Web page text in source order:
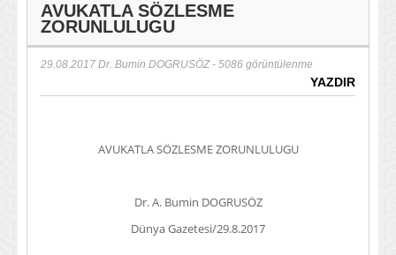
AVUKATLA SÖZLESME
ZORUNLULUGU
29.08.2017 Dr. Bumin DOGRUSÖZ- 5086 görüntülenme
YAZDIR
AVUKATLA SÖZLESME ZORUNLULUGU
Dr. A. Bumin DOGRUSÖZ
Dünya Gazetesi/29.8.2017